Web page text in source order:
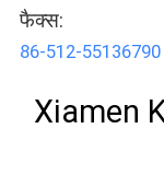
फैक्स:
86-512-55136790
Xiamen